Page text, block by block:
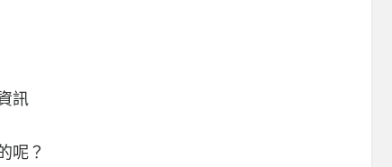
訊
呢？